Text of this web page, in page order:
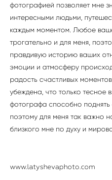
фотографией позволяет мне
интересными людьми,
каждым моментом. Любое
трогательно и для меня,
правдивую историю ваших
эмоции и атмосферу
радость счастливых
убеждена, что только тесное
фотографа способно
поэтому для меня так важно
близкого мне по духу и
www.latyshevaphoto.com